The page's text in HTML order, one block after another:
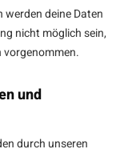
deine Daten
nicht möglich sein,
vorgenommen.
und
durch unseren